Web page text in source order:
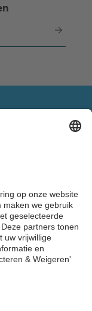
producten,
dan nu je
Building
van ABB.